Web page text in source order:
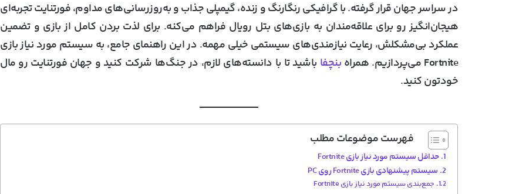
در سراسر جهان قرار گرفته. با گرافیکی رنگارنگ و زنده، گیمپلی جذاب و به‌روزرسانی‌های مداوم، فورتنایت تجربه‌ای
هیجان‌انگیز رو برای علاقه‌مندان به بازی‌های بتل رویال فراهم می‌کنه. برای لذت بردن کامل از بازی و تضمین
عملکرد بی‌مشکلش، رعایت نیازمندی‌های سیستمی خیلی مهمه. در این راهنمای جامع، به سیستم مورد نیاز بازی
Fortnite می‌پردازیم. همراه بنچفا باشید تا با دانسته‌های لازم، در جنگ‌ها شرکت کنید و جهان فورتنایت رو مال
خودتون کنید.
فهرست موضوعات مطلب
حداقل سیستم مورد نیاز بازی Fortnite
سیستم پیشنهادی بازی Fortnite روی PC
جمع‌بندی سیستم مورد نیاز بازی Fortnite